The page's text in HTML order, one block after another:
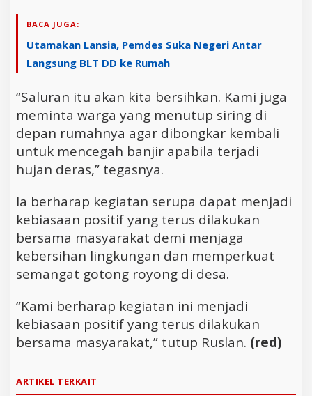
BACA JUGA:
Utamakan Lansia, Pemdes Suka Negeri Antar
Langsung BLT DD ke Rumah
“Saluran itu akan kita bersihkan. Kami juga
meminta warga yang menutup siring di
depan rumahnya agar dibongkar kembali
untuk mencegah banjir apabila terjadi
hujan deras,” tegasnya.
Ia berharap kegiatan serupa dapat menjadi
kebiasaan positif yang terus dilakukan
bersama masyarakat demi menjaga
kebersihan lingkungan dan memperkuat
semangat gotong royong di desa.
“Kami berharap kegiatan ini menjadi
kebiasaan positif yang terus dilakukan
bersama masyarakat,” tutup Ruslan. (red)
ARTIKEL TERKAIT